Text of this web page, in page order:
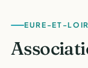
EURE-ET-LOIR